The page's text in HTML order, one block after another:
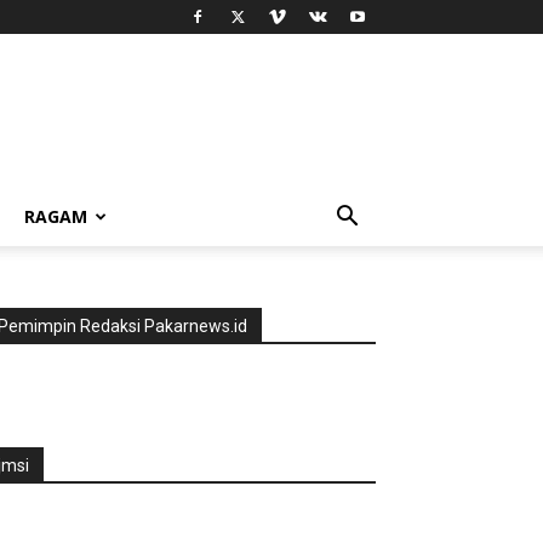
RAGAM
Pemimpin Redaksi Pakarnews.id